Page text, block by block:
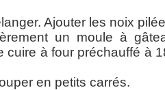
Ajouter les noix
un moule à
cuire à four préchauffé à
en petits carrés.